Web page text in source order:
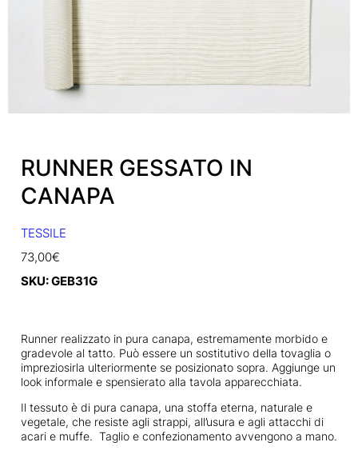
RUNNER GESSATO IN
CANAPA
TESSILE
73,00€
SKU:GEB31G
Runner realizzato in pura canapa, estremamente morbido e
gradevole al tatto. Può essere un sostitutivo della tovaglia o
impreziosirla ulteriormente se posizionato sopra. Aggiunge un
look informale e spensierato alla tavola apparecchiata.
Il tessuto è di pura canapa, una stoffa eterna, naturale e
vegetale, che resiste agli strappi, all’usura e agli attacchi di
acari e muffe. Taglio e confezionamento avvengono a mano.